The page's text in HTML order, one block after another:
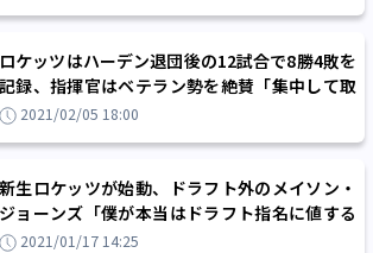
ロケッツはハーデン退団後の12試合で8勝4敗を
記録、指揮官はベテラン勢を絶賛「集中して取
り組んでくれている」
2021/02/05 18:00
新生ロケッツが始動、ドラフト外のメイソン・
ジョーンズ「僕が本当はドラフト指名に値する
選手だと示したかった」
2021/01/17 14:25